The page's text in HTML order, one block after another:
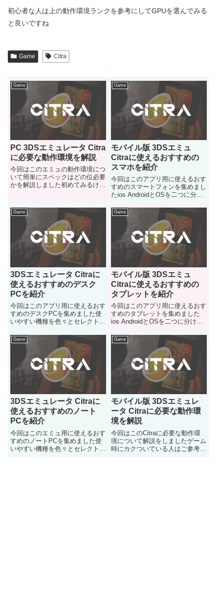
初心者な人は上の動作環境ランクを参考にしてGPUを選んでみる
と良いですね
Game Citra
Game
PC 3DSエミュレータ Citra
に必要な動作環境を解説
今回はこのエミュの動作環境につ
いて簡単にスペックはどの位必要
かを解説しました初めてみるけど
Game
モバイル版 3DSエミュ
Citraに使えるおすすめの
スマホを紹介
今回はこのアプリ用に使えるおす
すめのスマートフォンを集めまし
たios AndroidとOSを二つに分け
いきます
Game
3DSエミュレータ Citraに
使えるおすすめのデスク
PCを紹介
今回はこのアプリ用に使えるおす
すめのデスクPCを集めました使
いやすい機種を色々とセレクトし
Game
モバイル版 3DSエミュ
Citraに使えるおすすめの
タブレットを紹介
今回はこのアプリ用に使えるおす
すめのタブレットを集めました
ios AndroidとOSを二つに分けて
きます
Game
3DSエミュレータ Citraに
使えるおすすめのノート
PCを紹介
今回はこのエミュ用に使えるおす
すめのノートPCを集めました使
いやすい機種を色々とセレクトし
Game
モバイル版 3DSエミュレ
ータ Citraに必要な動作環
境を解説
今回はこのCitraに必要な動作環
境について解説をしましたゲーム
時にカクついている人はご参考に